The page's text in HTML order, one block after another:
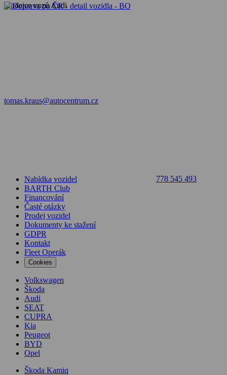
prodejce vozů Audi
tomas.kraus@autocentrum.cz
778 545 493
Nabídka vozidel
BARTH Club
Financování
Časté otázky
Prodej vozidel
Dokumenty ke stažení
GDPR
Kontakt
Fleet Operák
Cookies
Volkswagen
Škoda
Audi
SEAT
CUPRA
Kia
Peugeot
BYD
Opel
Škoda Kamiq